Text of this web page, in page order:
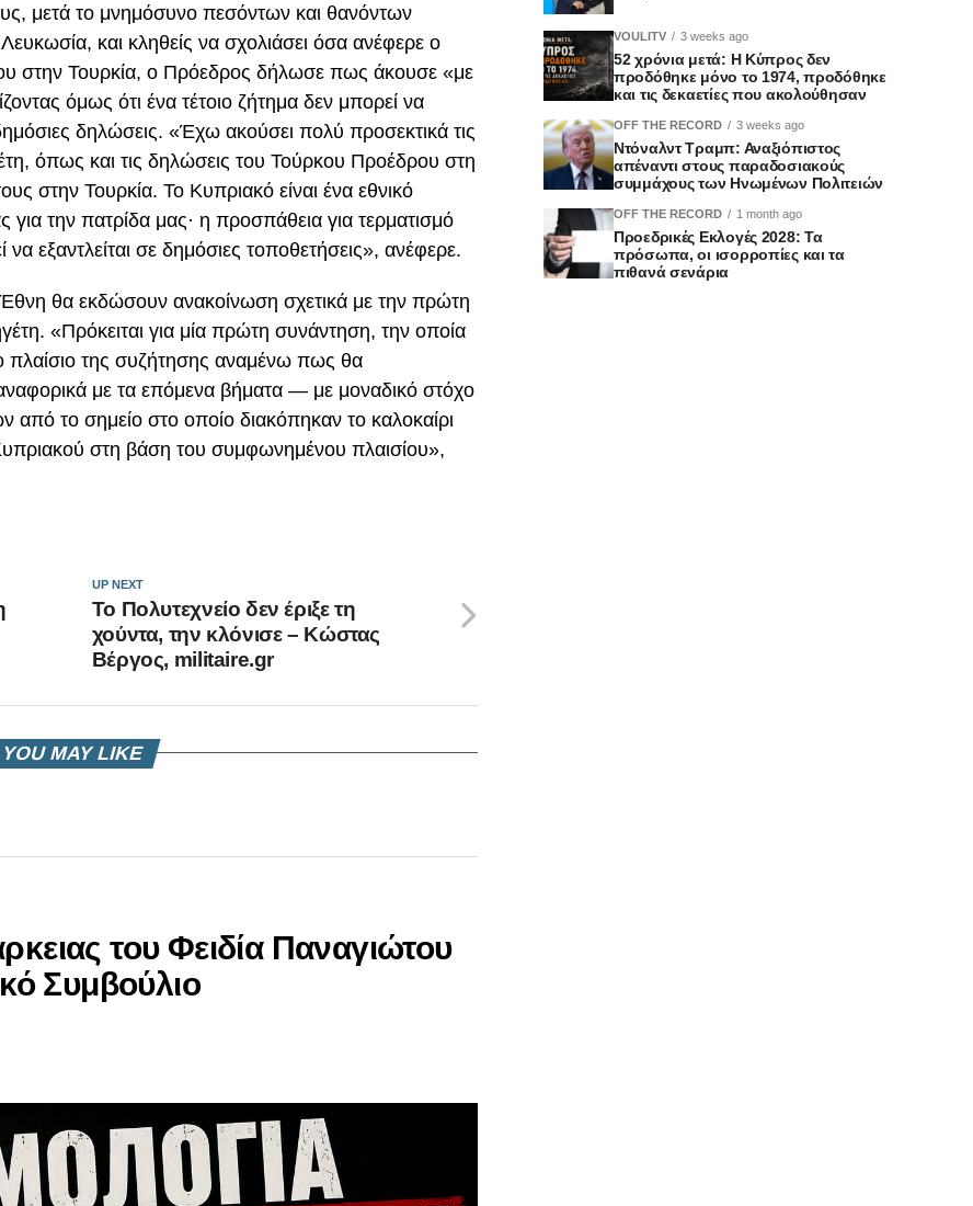
μετά το μνημόσυνο πεσόντων και θανόντων
και κληθείς να σχολιάσει όσα ανέφερε ο
στην Τουρκία, ο Πρόεδρος δήλωσε πως άκουσε «με
όμως ότι ένα τέτοιο ζήτημα δεν μπορεί να
δηλώσεις. «Έχω ακούσει πολύ προσεκτικά τις
όπως και τις δηλώσεις του Τούρκου Προέδρου στη
στην Τουρκία. Το Κυπριακό είναι ένα εθνικό
την πατρίδα μας· η προσπάθεια για τερματισμό
εξαντλείται σε δημόσιες τοποθετήσεις», ανέφερε.
θα εκδώσουν ανακοίνωση σχετικά με την πρώτη
«Πρόκειται για μία πρώτη συνάντηση, την οποία
πλαίσιο της συζήτησης αναμένω πως θα
αναφορικά με τα επόμενα βήματα — με μοναδικό στόχο
το σημείο στο οποίο διακόπηκαν το καλοκαίρι
στη βάση του συμφωνημένου πλαισίου»,
UP NEXT
Το Πολυτεχνείο δεν έριξε τη
χούντα, την κλόνισε – Κώστας
Βέργος, militaire.gr
YOU MAY LIKE
του Φειδία Παναγιώτου
Συμβούλιο
VOULITV 3 weeks ago
52 χρόνια μετά: Η Κύπρος δεν
προδόθηκε μόνο το 1974, προδόθηκε
και τις δεκαετίες που ακολούθησαν
OFF THE RECORD 3 weeks ago
Ντόναλντ Τραμπ: Αναξιόπιστος
απέναντι στους παραδοσιακούς
συμμάχους των Ηνωμένων Πολιτειών
OFF THE RECORD 1 month ago
Προεδρικές Εκλογές 2028: Τα
πρόσωπα, οι ισορροπίες και τα
πιθανά σενάρια